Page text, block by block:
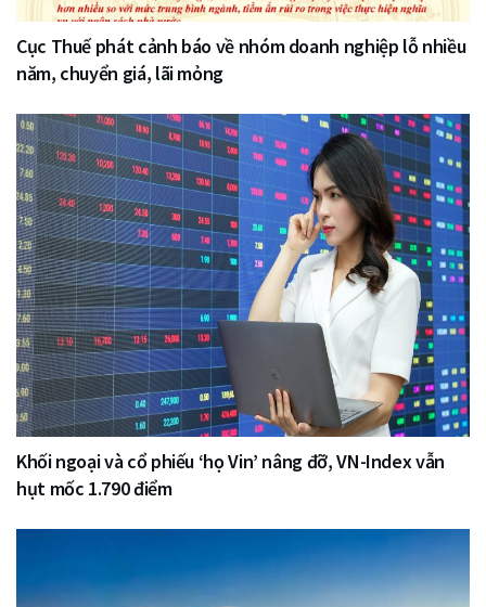
Cục Thuế phát cảnh báo về nhóm doanh nghiệp lỗ nhiều
năm, chuyển giá, lãi mỏng
Khối ngoại và cổ phiếu ‘họ Vin’ nâng đỡ, VN-Index vẫn
hụt mốc 1.790 điểm